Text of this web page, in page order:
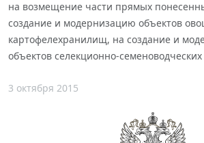
на возмещение части прямых
создание и модернизацию объектов
картофелехранилищ, на создание и
объектов селекционно-
3 октября 2015